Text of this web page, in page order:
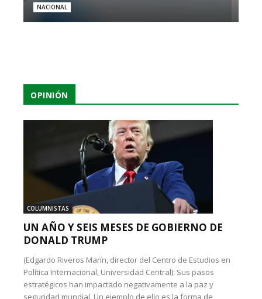
NACIONAL
OPINIÓN
COLUMNISTAS
UN AÑO Y SEIS MESES DE GOBIERNO DE
DONALD TRUMP
(Edgardo Riveros Marín, director del Centro de Estudios en
Política Internacional, Universidad Central): Sus pasos
estratégicos han impactado negativamente a la paz y
seguridad mundial. Un ejemplo de ello es la forma de